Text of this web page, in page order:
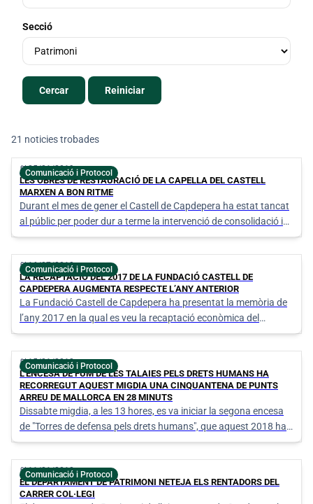
Secció
21 noticies trobades
Llistat de notícies
Comunicació i Protocol
calendar_today25/01/2019
LES OBRES DE RESTAURACIÓ DE LA CAPELLA DEL CASTELL
MARXEN A BON RITME
Durant el mes de gener el Castell de Capdepera ha estat tancat
al públic per poder dur a terme la intervenció de consolidació i
restauració de la Capella del Castell.
Comunicació i Protocol
calendar_today16/07/2018
LA RECAPTACIÓ DEL 2017 DE LA FUNDACIÓ CASTELL DE
CAPDEPERA AUGMENTA RESPECTE L’ANY ANTERIOR
La Fundació Castell de Capdepera ha presentat la memòria de
l’any 2017 en la qual es veu la recaptació econòmica del
monument i la quantitat de persones de nacionalitats distintes
que el visiten.
Comunicació i Protocol
calendar_today15/01/2018
L'ENCESA DE FUM DE LES TALAIES PELS DRETS HUMANS HA
RECORREGUT AQUEST MIGDIA UNA CINQUANTENA DE PUNTS
ARREU DE MALLORCA EN 28 MINUTS
Dissabte migdia, a les 13 hores, es va iniciar la segona encesa
de "Torres de defensa pels drets humans", que aquest 2018 ha
comptat amb la participació de 52 punts costaners i també
d'interior.
Comunicació i Protocol
calendar_today11/01/2018
EL DEPARTAMENT DE PATRIMONI NETEJA ELS RENTADORS DEL
CARRER COL·LEGI